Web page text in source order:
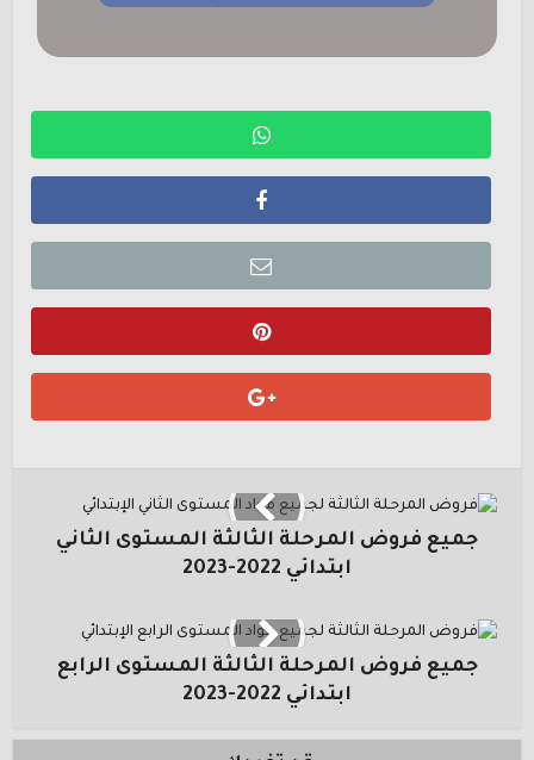
جميع فروض المرحلة الثالثة المستوى الثاني
ابتدائي 2022-2023
جميع فروض المرحلة الثالثة المستوى الرابع
ابتدائي 2022-2023